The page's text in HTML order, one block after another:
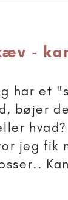
-
har et
bøjer
jeg fik